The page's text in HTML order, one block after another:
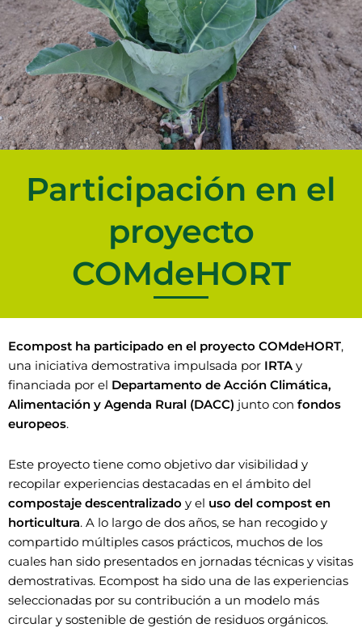
Participación en el
proyecto
COMdeHORT
Ecompost ha participado en el proyecto COMdeHORT,
una iniciativa demostrativa impulsada por IRTAy
financiada por el Departamento de Acción Climática,
Alimentación y Agenda Rural (DACC) junto con fondos
europeos.
Este proyecto tiene como objetivo dar visibilidad y
recopilar experiencias destacadas en el ámbito del
compostaje descentralizado y el uso del compost en
horticultura. A lo largo de dos años, se han recogido y
compartido múltiples casos prácticos, muchos de los
cuales han sido presentados en jornadas técnicas y visitas
demostrativas. Ecompost ha sido una de las experiencias
seleccionadas por su contribución a un modelo más
circular y sostenible de gestión de residuos orgánicos.